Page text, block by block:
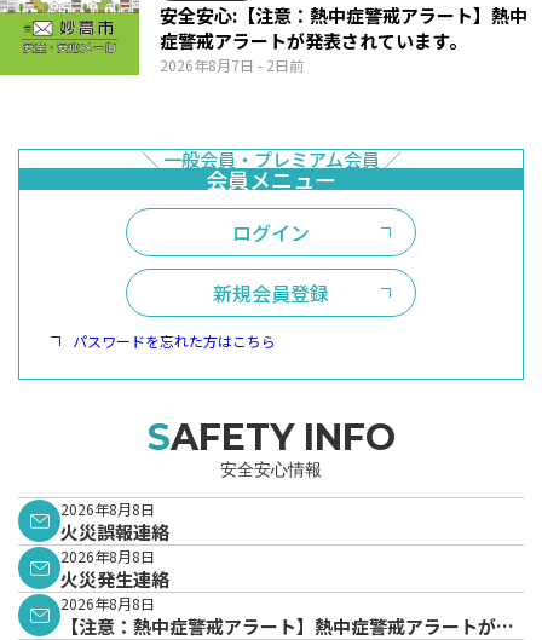
2026年8月7日 - 2日前
安全安心:【注意：熱中症警戒アラート】熱中
症警戒アラートが発表されています。
ログイン
新規会員登録
パスワードを忘れた方はこちら
SAFETY INFO
安全安心情報
2026年8月8日
火災誤報連絡
2026年8月8日
火災発生連絡
2026年8月8日
【注意：熱中症警戒アラート】熱中症警戒アラートが発